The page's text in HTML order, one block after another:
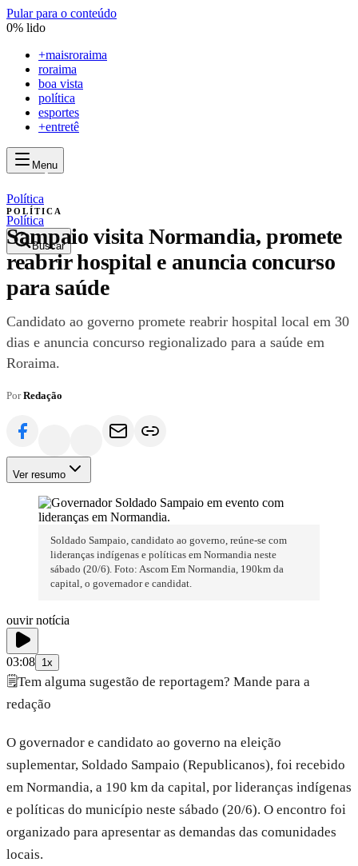
Pular para o conteúdo
0% lido
+maisroraima
roraima
boa vista
política
esportes
+entretê
Menu
maisroraima
mais
Política
Buscar
Política
POLÍTICA
Sampaio visita Normandia, promete
reabrir hospital e anuncia concurso
para saúde
Candidato ao governo promete reabrir hospital local em 30
dias e anuncia concurso regionalizado para a saúde em
Roraima.
PorRedação
Ver resumo
Soldado Sampaio, candidato ao governo, reúne-se com
lideranças indígenas e políticas em Normandia neste
sábado (20/6). Foto: Ascom Em Normandia, 190km da
capital, o governador e candidat.
ouvir notícia
03:08 1x
🗒️Tem alguma sugestão de reportagem? Mande para a
redação
O governador e candidato ao governo na eleição
suplementar, Soldado Sampaio (Republicanos), foi recebido
em Normandia, a 190 km da capital, por lideranças indígenas
e políticas do município neste sábado (20/6). O encontro foi
organizado para apresentar as demandas das comunidades
locais.